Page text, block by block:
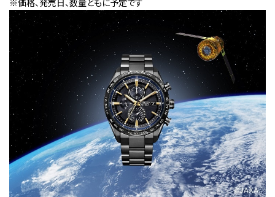
※価格、発売⽇、数量ともに予定です